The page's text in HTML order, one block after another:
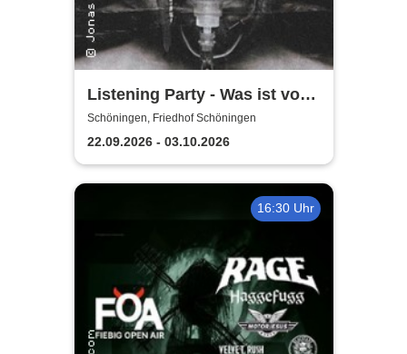
Listening Party - Was ist vom
Leben zu erwarten?
Schöningen, Friedhof Schöningen
22.09.2026 - 03.10.2026
16:30 Uhr